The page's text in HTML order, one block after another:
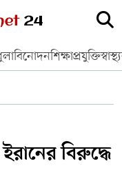
বিনোদনশিক্ষাপ্রযুক্তি
বিরুদ্ধে